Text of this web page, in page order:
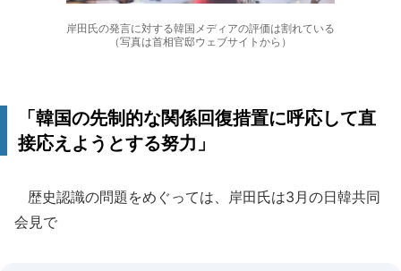
岸田氏の発言に対する韓国メディアの評価は割れている
（写真は首相官邸ウェブサイトから）
「韓国の先制的な関係回復措置に呼応して直
接応えようとする努力」
歴史認識の問題をめぐっては、岸田氏は3月の日韓共同
会見で